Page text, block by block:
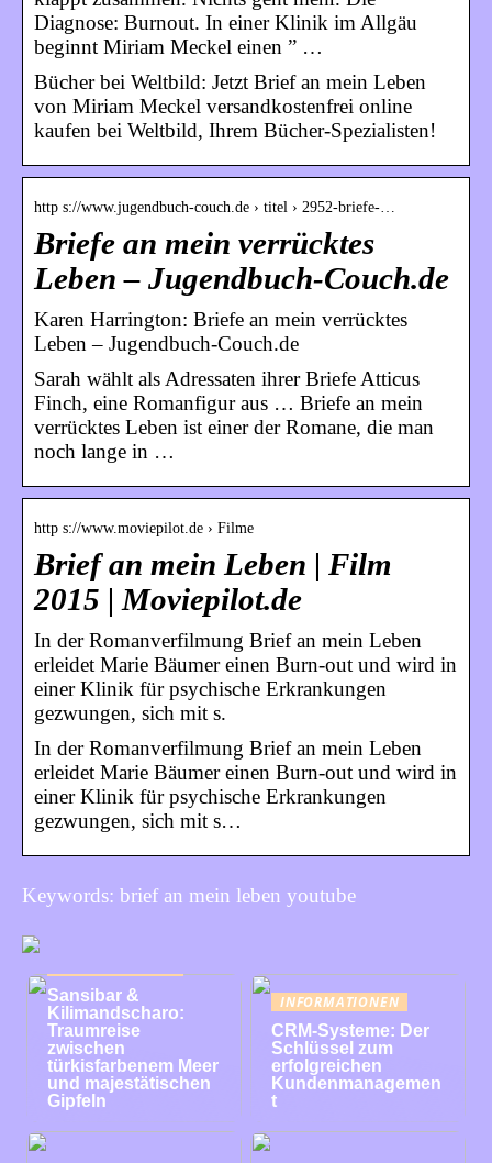
Diagnose: Burnout. In einer Klinik im Allgäu
beginnt Miriam Meckel einen ” …
Bücher bei Weltbild: Jetzt Brief an mein Leben
von Miriam Meckel versandkostenfrei online
kaufen bei Weltbild, Ihrem Bücher-Spezialisten!
http s://www.jugendbuch-couch.de › titel › 2952-briefe-…
Briefe an mein verrücktes
Leben – Jugendbuch-Couch.de
Karen Harrington: Briefe an mein verrücktes
Leben – Jugendbuch-Couch.de
Sarah wählt als Adressaten ihrer Briefe Atticus
Finch, eine Romanfigur aus … Briefe an mein
verrücktes Leben ist einer der Romane, die man
noch lange in …
http s://www.moviepilot.de › Filme
Brief an mein Leben | Film
2015 | Moviepilot.de
In der Romanverfilmung Brief an mein Leben
erleidet Marie Bäumer einen Burn-out und wird in
einer Klinik für psychische Erkrankungen
gezwungen, sich mit s.
In der Romanverfilmung Brief an mein Leben
erleidet Marie Bäumer einen Burn-out und wird in
einer Klinik für psychische Erkrankungen
gezwungen, sich mit s…
Keywords: brief an mein leben youtube
Sansibar &
Kilimandscharo:
Traumreise
zwischen
türkisfarbenem Meer
und majestätischen
Gipfeln
INFORMATIONEN
CRM-Systeme: Der
Schlüssel zum
erfolgreichen
Kundenmanagemen
t